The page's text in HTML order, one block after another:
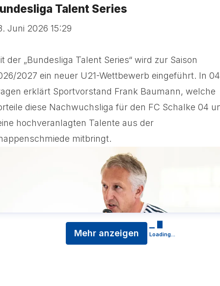
Talent Series
Juni 2026 15:29
der „Bundesliga Talent Series“ wird zur Saison
2027 ein neuer U21-Wettbewerb eingeführt. In 04
erklärt Sportvorstand Frank Baumann, welche
diese Nachwuchsliga für den FC Schalke 04
hochveranlagten Talente aus der
mitbringt.
Mehr anzeigen Loading...